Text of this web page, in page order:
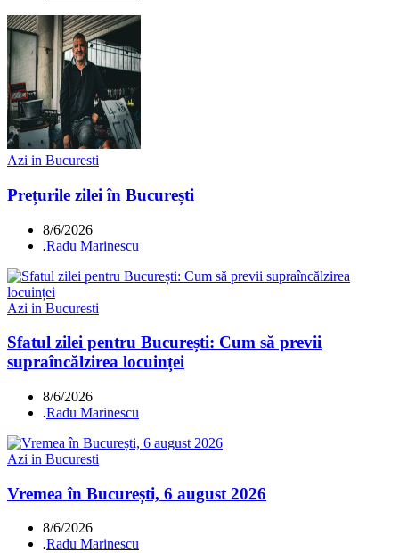
Azi in Bucuresti
Prețurile zilei în București
8/6/2026
.Radu Marinescu
Azi in Bucuresti
Sfatul zilei pentru București: Cum să previi
supraîncălzirea locuinței
8/6/2026
.Radu Marinescu
Azi in Bucuresti
Vremea în București, 6 august 2026
8/6/2026
.Radu Marinescu